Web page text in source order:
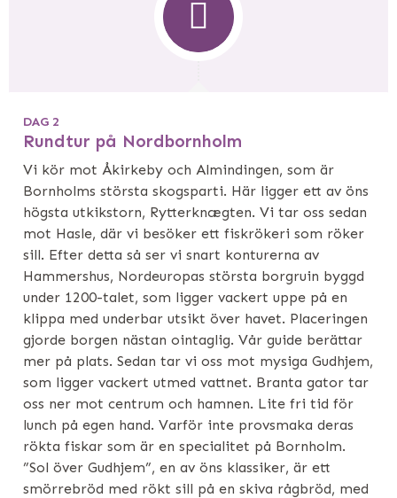
DAG 2
Rundtur på Nordbornholm
Vi kör mot Åkirkeby och Almindingen, som är
Bornholms största skogsparti. Här ligger ett av öns
högsta utkikstorn, Rytterknægten. Vi tar oss sedan
mot Hasle, där vi besöker ett fiskrökeri som röker
sill. Efter detta så ser vi snart konturerna av
Hammershus, Nordeuropas största borgruin byggd
under 1200-talet, som ligger vackert uppe på en
klippa med underbar utsikt över havet. Placeringen
gjorde borgen nästan ointaglig. Vår guide berättar
mer på plats. Sedan tar vi oss mot mysiga Gudhjem,
som ligger vackert utmed vattnet. Branta gator tar
oss ner mot centrum och hamnen. Lite fri tid för
lunch på egen hand. Varför inte provsmaka deras
rökta fiskar som är en specialitet på Bornholm.
”Sol över Gudhjem”, en av öns klassiker, är ett
smörrebröd med rökt sill på en skiva rågbröd, med